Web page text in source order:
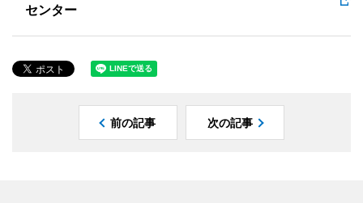
センター
前の記事 次の記事